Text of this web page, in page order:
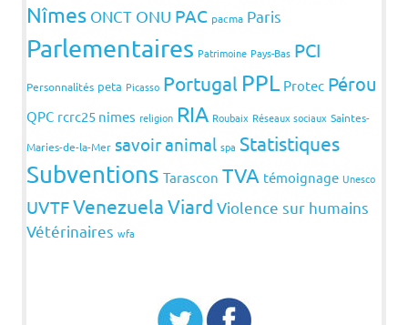
Nîmes ONCT ONU PAC pacma Paris
Parlementaires Patrimoine Pays-Bas PCI
Personnalités peta Picasso Portugal PPL Protec Pérou
QPC rcrc25 nimes religion RIA Roubaix Réseaux sociaux Saintes-
Maries-de-la-Mer savoir animal spa Statistiques
Subventions Tarascon TVA témoignage Unesco
UVTFVenezuelaViard Violence sur humains
Vétérinaires wfa